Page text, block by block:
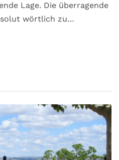
Lage. Die überragende
wörtlich zu…